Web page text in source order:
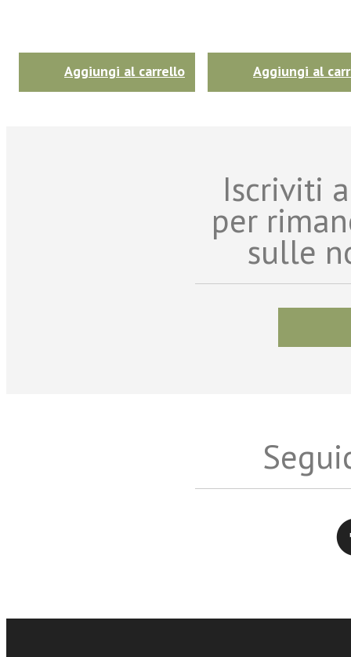
Aggiungi al carrello Aggiungi al
Iscriviti
per
sulle